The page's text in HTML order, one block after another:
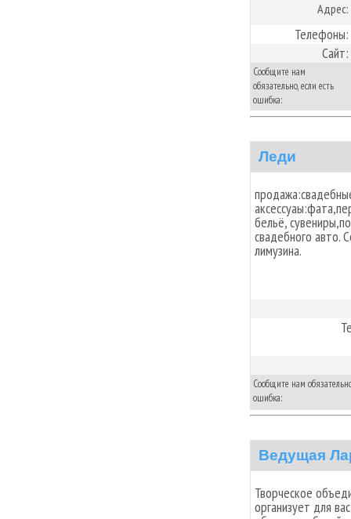
Адрес:
Телефоны:
Сайт:
Сообщите нам
обязательно, если есть
ошибка:
Леди
бельё,
свадебного авто.
лимузина.
Сообщите нам
ошибка:
Ведущая
Творческое
организует для